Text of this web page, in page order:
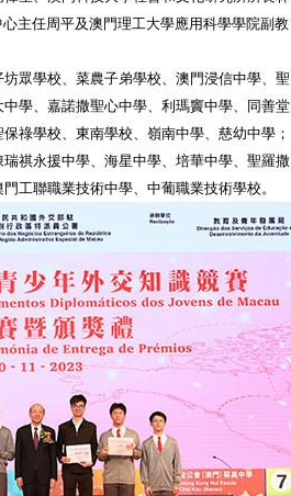
主任周平及澳門理工大學應用科學學院副教
眾學校、菜農子弟學校、澳門浸信中學、聖
學、嘉諾撒聖心中學、利瑪竇中學、同善堂
祿學校、東南學校、嶺南中學、慈幼中學；
祺永援中學、海星中學、培華中學、聖羅撒
工聯職業技術中學、中葡職業技術學校。